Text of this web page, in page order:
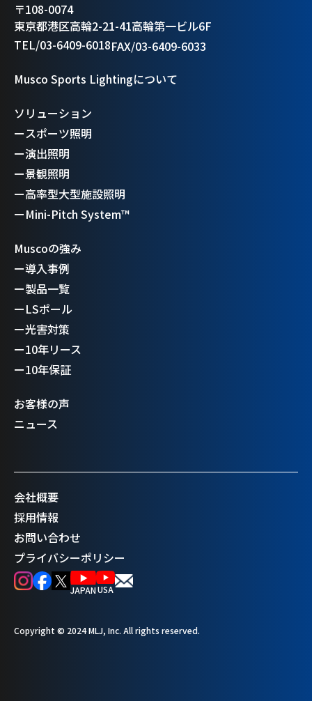
〒108-0074
東京都港区高輪2-21-41高輪第一ビル6F
TEL/03-6409-6018FAX/03-6409-6033
Musco Sports Lightingについて
ソリューション
ースポーツ照明
ー演出照明
ー景観照明
ー高率型大型施設照明
ーMini-Pitch System™
Muscoの強み
ー導入事例
ー製品一覧
ーLSポール
ー光害対策
ー10年リース
ー10年保証
お客様の声
ニュース
会社概要
採用情報
お問い合わせ
プライバシーポリシー
JAPANUSA
Copyright © 2024 MLJ, Inc. All rights reserved.